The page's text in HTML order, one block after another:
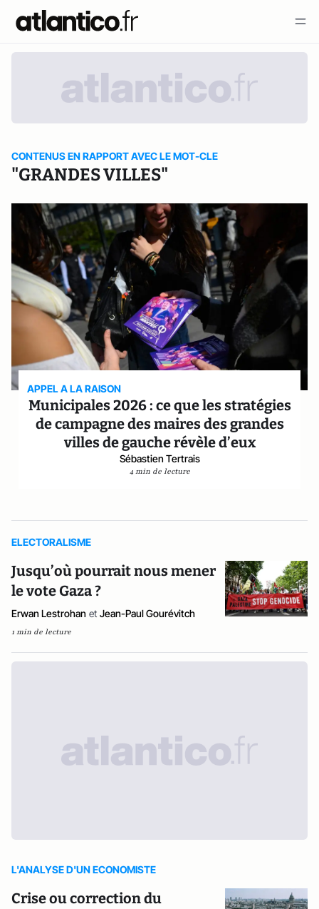
CONTENUS EN RAPPORT AVEC LE MOT-CLE
"GRANDES VILLES"
APPEL A LA RAISON
Municipales 2026 : ce que les stratégies
de campagne des maires des grandes
villes de gauche révèle d’eux
Sébastien Tertrais
4 min de lecture
ELECTORALISME
Jusqu’où pourrait nous mener
le vote Gaza ?
Erwan Lestrohan et Jean-Paul Gourévitch
1 min de lecture
L'ANALYSE D'UN ECONOMISTE
Crise ou correction du